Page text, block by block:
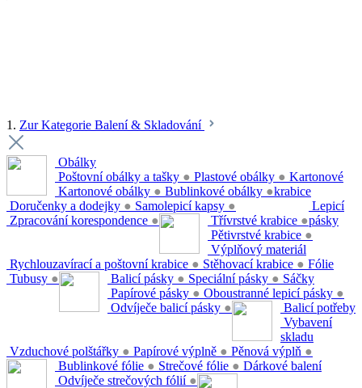
1. Zur Kategorie Balení & Skladování
Obálky
Poštovní obálky a tašky ● Plastové obálky ●
Kartonové obálky ● Bublinkové obálky ●
Doručenky a dodejky ● Samolepicí kapsy ●
Zpracování korespondence ●
Kartonové
krabice
Třívrstvé krabice ●
Pětivrstvé krabice ●
Rychlouzavírací a poštovní krabice ● Stěhovací krabice ●
Tubusy ●
Lepicí
pásky
Balicí pásky ● Speciální pásky ●
Papírové pásky ● Oboustranné lepicí pásky ●
Odvíječe balicí pásky ●
Výplňový materiál
Vzduchové polštářky ● Papírové výplně ● Pěnová výplň ●
Fólie
Bublinkové fólie ● Strečové fólie ●
Odvíječe strečových fólií ●
Sáčky
Balicí potřeby
Vybavení
skladu
Dárkové balení